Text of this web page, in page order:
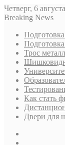
Четверг, 6
Breaking News
Трос
Как стать
Двери для